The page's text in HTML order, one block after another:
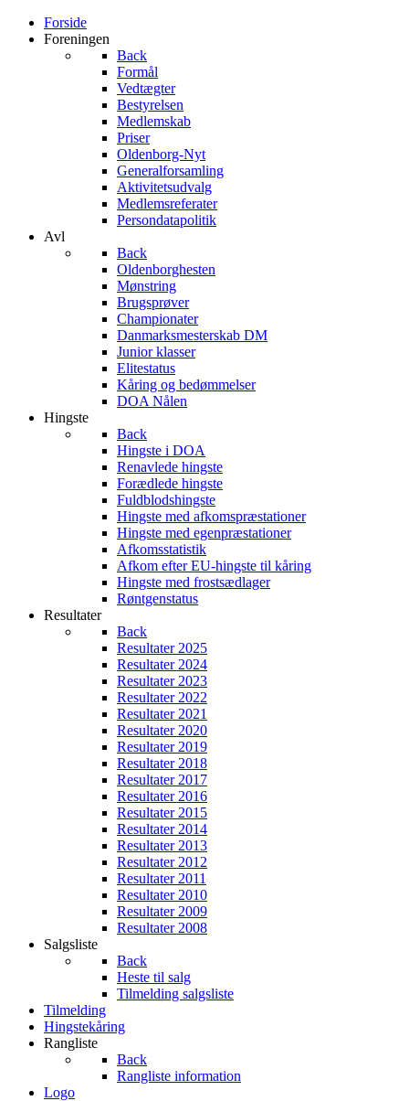
Forside
Foreningen
Back
Formål
Vedtægter
Bestyrelsen
Medlemskab
Priser
Oldenborg-Nyt
Generalforsamling
Aktivitetsudvalg
Medlemsreferater
Persondatapolitik
Avl
Back
Oldenborghesten
Mønstring
Brugsprøver
Championater
Danmarksmesterskab DM
Junior klasser
Elitestatus
Kåring og bedømmelser
DOA Nålen
Hingste
Back
Hingste i DOA
Renavlede hingste
Forædlede hingste
Fuldblodshingste
Hingste med afkomspræstationer
Hingste med egenpræstationer
Afkomsstatistik
Afkom efter EU-hingste til kåring
Hingste med frostsædlager
Røntgenstatus
Resultater
Back
Resultater 2025
Resultater 2024
Resultater 2023
Resultater 2022
Resultater 2021
Resultater 2020
Resultater 2019
Resultater 2018
Resultater 2017
Resultater 2016
Resultater 2015
Resultater 2014
Resultater 2013
Resultater 2012
Resultater 2011
Resultater 2010
Resultater 2009
Resultater 2008
Salgsliste
Back
Heste til salg
Tilmelding salgsliste
Tilmelding
Hingstekåring
Rangliste
Back
Rangliste information
Logo